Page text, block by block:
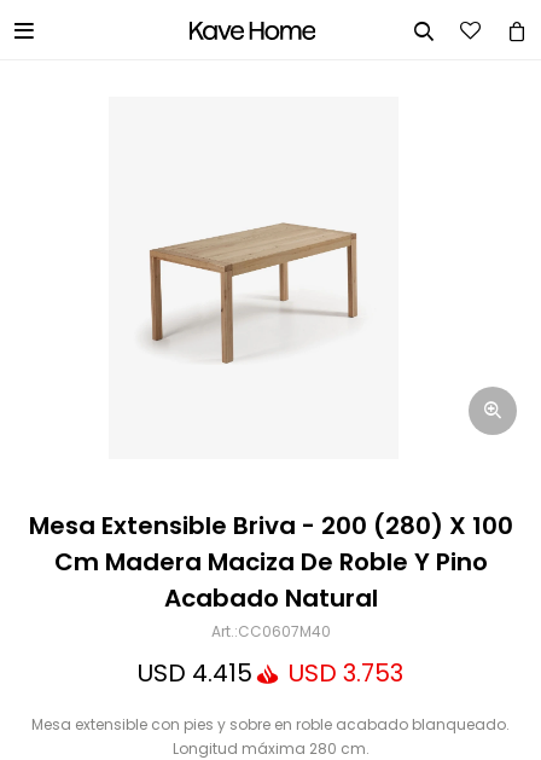
 
Mesa Extensible Briva - 200 (280) X 100
Cm Madera Maciza De Roble Y Pino
Acabado Natural
CC0607M40
USD 4.415 USD 3.753
Mesa extensible con pies y sobre en roble acabado blanqueado.
Longitud máxima 280 cm.
Correo electrónico
Mensaje